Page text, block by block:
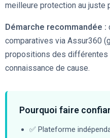
meilleure protection au juste
Démarche recommandée :
comparatives via Assur360
propositions des
connaissance de cause.
Pourquoi faire
✅ Plateforme